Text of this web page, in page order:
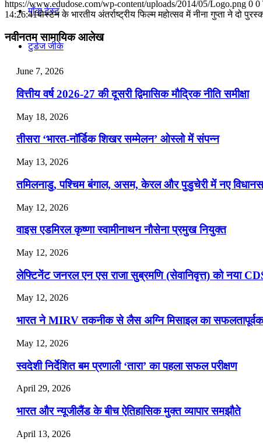
मॉक टेस्ट
टुडेज जीके
July 28, 2026
📝 डेली करेंट अफेयर्स: 25-27 जुलाई 2026
July 25, 2026
📝 डेली करेंट अफेयर्स: 22-24 जुलाई 2026
July 22, 2026
📝 डेली करेंट अफेयर्स: 19-21 जुलाई 2026
July 19, 2026
📝 डेली करेंट अफेयर्स: 16-18 जुलाई 2026
https://www.edudose.com/wp-content/uploads/2014/05/Logo.png 0 0
14:26:41बोस्टन के भारतीय अंतर्राष्ट्रीय फिल्म महोत्सव में नीना गुप्ता ने दो
नवीनतम सामायिक आलेख
June 7, 2026
वित्तीय वर्ष 2026-27 की दूसरी द्विमासिक मौद्रिक नीति समीक्षा
May 18, 2026
तीसरा ‘भारत-नॉर्डिक शिखर सम्मेलन’ ओस्लो में संपन्न
May 13, 2026
तमिलनाडु, पश्चिम बंगाल, असम, केरल और पुडुचेरी में नए
May 12, 2026
वाइस एडमिरल कृष्णा स्वामीनाथन नौसेना प्रमुख नियुक्त
May 12, 2026
लेफ्टिनेंट जनरल एन एस राजा सुब्रमणि (सेवानिवृत्त) को नया
May 12, 2026
भारत ने MIRV तकनीक से लैस अग्नि मिसाइल का सफलतापूर्वक
May 12, 2026
स्वदेशी निर्देशित बम प्रणाली ‘तारा’ का पहला सफल परीक्षण
April 29, 2026
भारत और न्यूजीलैंड के बीच ऐतिहासिक मुक्त व्यापार समझौते
April 13, 2026